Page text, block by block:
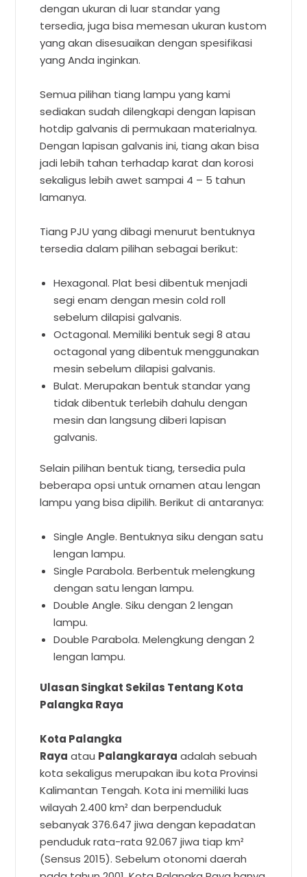
dengan ukuran di luar standar yang
tersedia, juga bisa memesan ukuran kustom
yang akan disesuaikan dengan spesifikasi
yang Anda inginkan.
Semua pilihan tiang lampu yang kami
sediakan sudah dilengkapi dengan lapisan
hotdip galvanis di permukaan materialnya.
Dengan lapisan galvanis ini, tiang akan bisa
jadi lebih tahan terhadap karat dan korosi
sekaligus lebih awet sampai 4 – 5 tahun
lamanya.
Tiang PJU yang dibagi menurut bentuknya
tersedia dalam pilihan sebagai berikut:
Hexagonal. Plat besi dibentuk menjadi
segi enam dengan mesin cold roll
sebelum dilapisi galvanis.
Octagonal. Memiliki bentuk segi 8 atau
octagonal yang dibentuk menggunakan
mesin sebelum dilapisi galvanis.
Bulat. Merupakan bentuk standar yang
tidak dibentuk terlebih dahulu dengan
mesin dan langsung diberi lapisan
galvanis.
Selain pilihan bentuk tiang, tersedia pula
beberapa opsi untuk ornamen atau lengan
lampu yang bisa dipilih. Berikut di antaranya:
Single Angle. Bentuknya siku dengan satu
lengan lampu.
Single Parabola. Berbentuk melengkung
dengan satu lengan lampu.
Double Angle. Siku dengan 2 lengan
lampu.
Double Parabola. Melengkung dengan 2
lengan lampu.
Ulasan Singkat Sekilas Tentang Kota
Palangka Raya
Kota Palangka
Raya atau Palangkaraya adalah sebuah
kota sekaligus merupakan ibu kota Provinsi
Kalimantan Tengah. Kota ini memiliki luas
wilayah 2.400 km² dan berpenduduk
sebanyak 376.647 jiwa dengan kepadatan
penduduk rata-rata 92.067 jiwa tiap km²
(Sensus 2015). Sebelum otonomi daerah